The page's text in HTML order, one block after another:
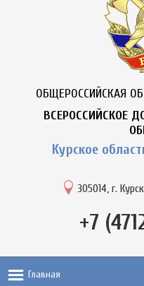
ОБЩЕРОССИЙСКАЯ
ВСЕРОССИЙСКОЕ
Курское
305014, г.
+7
Главная